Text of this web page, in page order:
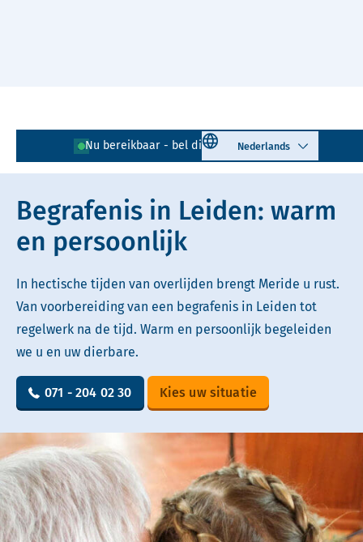
Nu bereikbaar - bel direct! 071 - 204 02 30
Select language
Lees voor Uitleg woorden
Simpele tekst
Begrafenis in Leiden: warm
en persoonlijk
In hectische tijden van overlijden brengt Meride u rust.
Van voorbereiding van een begrafenis in Leiden tot
regelwerk na de tijd. Warm en persoonlijk begeleiden
we u en uw dierbare.
071 - 204 02 30 Kies uw situatie